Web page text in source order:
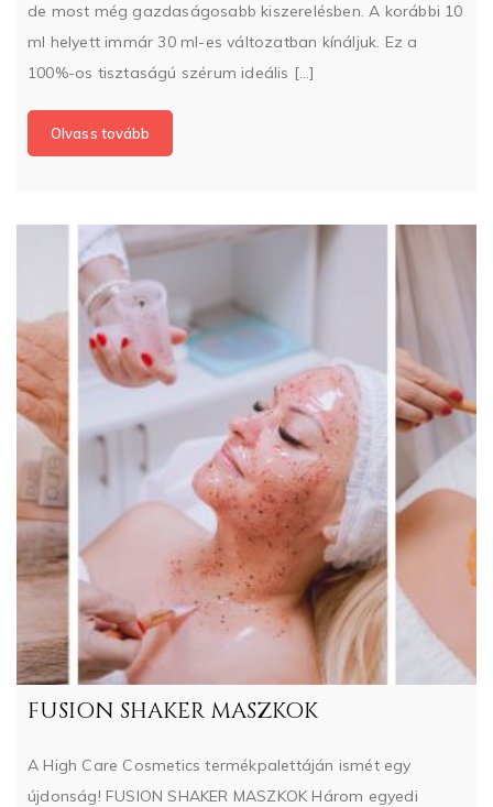
de most még gazdaságosabb kiszerelésben. A korábbi 10
ml helyett immár 30 ml-es változatban kínáljuk. Ez a
100%-os tisztaságú szérum ideális […]
Olvass tovább
FUSION SHAKER MASZKOK
A High Care Cosmetics termékpalettáján ismét egy
újdonság! FUSION SHAKER MASZKOK Három egyedi